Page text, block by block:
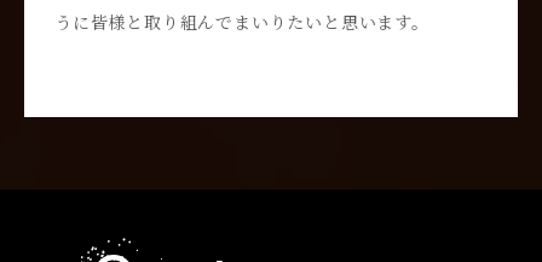
うに皆様と取り組んでまいりたいと思います。